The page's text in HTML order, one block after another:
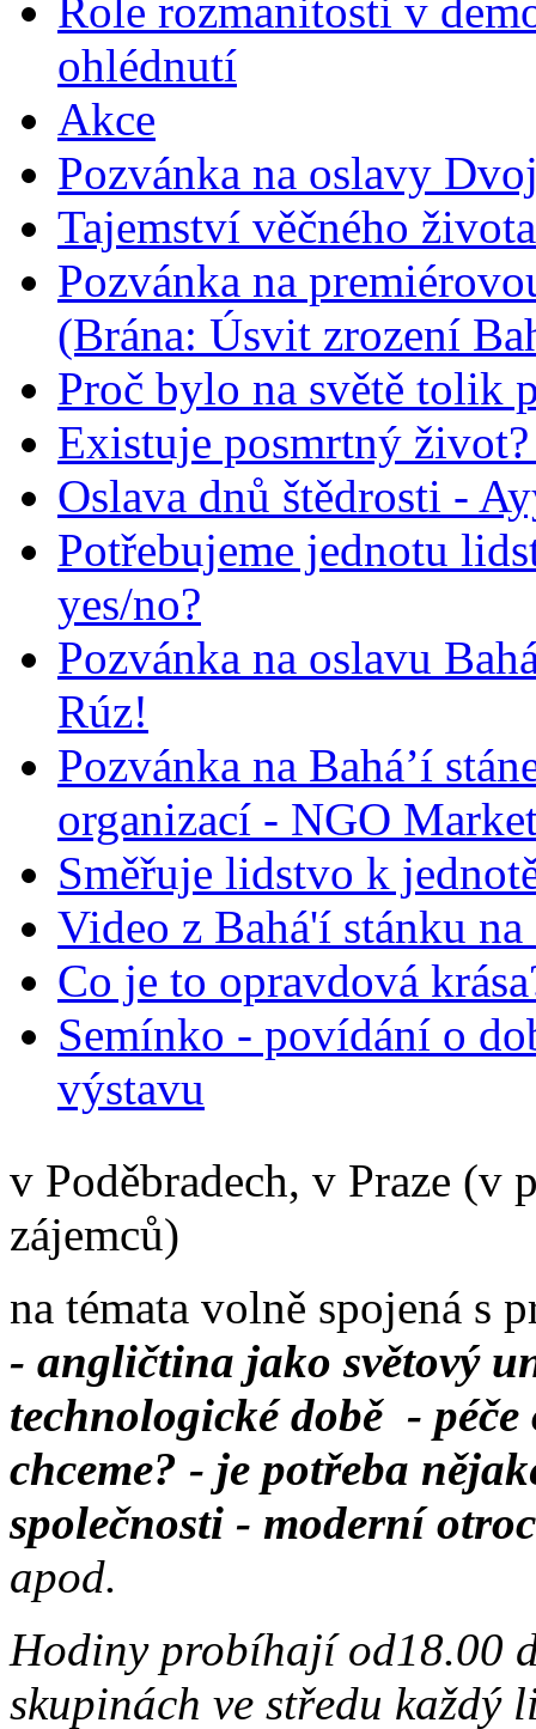
Role rozmanitosti v
ohlédnutí
Akce
Pozvánka na oslavy
Tajemství věčného života
Pozvánka na
(Brána: Úsvit zrození
Proč bylo na světě tolik
Existuje posmrtný
Oslava dnů štědrosti -
Potřebujeme jednotu
yes/no?
Pozvánka na oslavu
Rúz!
Pozvánka na Bahá’í
organizací - NGO
Směřuje lidstvo k
Video z Bahá'í stánku
Co je to opravdová
Semínko - povídání o
výstavu
v Poděbradech, v Praze (v
zájemců)
na témata volně spojená s
- angličtina jako světový
technologické době -
chceme? - je potřeba
společnosti - moderní
apod.
Hodiny probíhají od18.00
skupinách ve středu každý